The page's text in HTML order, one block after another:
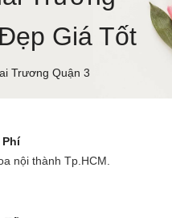
Giá Tốt
Trương Quận 3
Phí
nội thành Tp.HCM.